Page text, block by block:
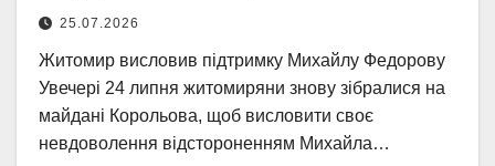
25.07.2026
Житомир висловив підтримку Михайлу Федорову
Увечері 24 липня житомиряни знову зібралися на
майдані Корольова, щоб висловити своє
невдоволення відстороненням Михайла…